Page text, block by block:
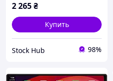
CarPlay/Android Auto
2 265₴
Купить
Stock Hub 98%